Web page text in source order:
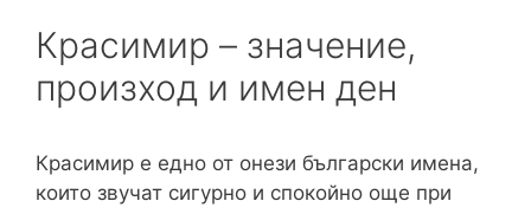
Красимир – значение,
произход и имен ден
Красимир е едно от онези български имена,
които звучат сигурно и спокойно още при